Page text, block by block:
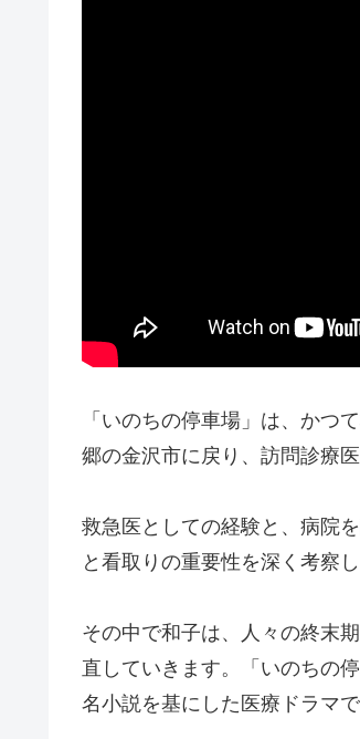
「いのちの停車場」は、かつ
郷の金沢市に戻り、訪問診療
救急医としての経験と、病院
と看取りの重要性を深く考察し
その中で和子は、人々の終末
直していきます。「いのちの
名小説を基にした医療ドラマで